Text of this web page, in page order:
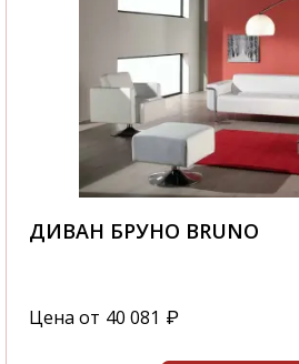
ДИВАН БРУНО BRUNO
Цена от 40 081 ₽